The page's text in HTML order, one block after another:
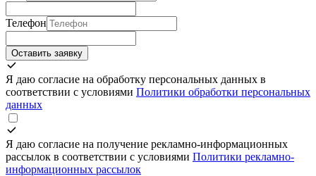
Телефон
Оставить заявку
Я даю согласие на обработку персональных данных в
соответствии с условиями Политики обработки персональных
данных
Я даю согласие на получение рекламно-информационных
рассылок в соответствии с условиями Политики рекламно-
информационных рассылок